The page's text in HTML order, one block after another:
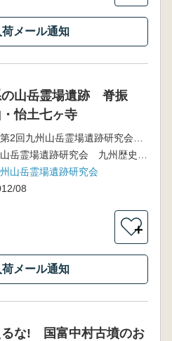
メール通知
の山岳霊場遺跡 脊振
怡土七ヶ寺
山岳霊場遺跡研究会
08
＋
メール通知
るな! 国富中村古墳のお